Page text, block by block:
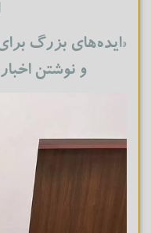
«ایده‌های بزرگ
و نوشتن